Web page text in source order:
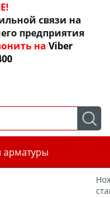
связи на
предприятия
на Viber
арматуры